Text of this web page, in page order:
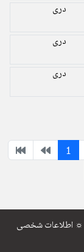
دری
دری
دری
1
اطلاعات شخصی ☼